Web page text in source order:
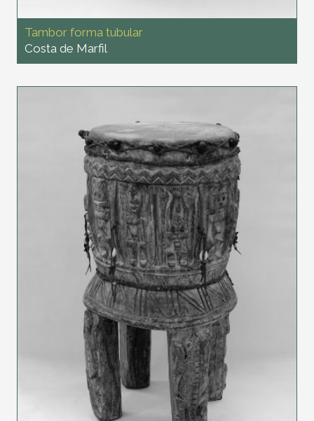
Tambor forma tubular
Costa de Marfil